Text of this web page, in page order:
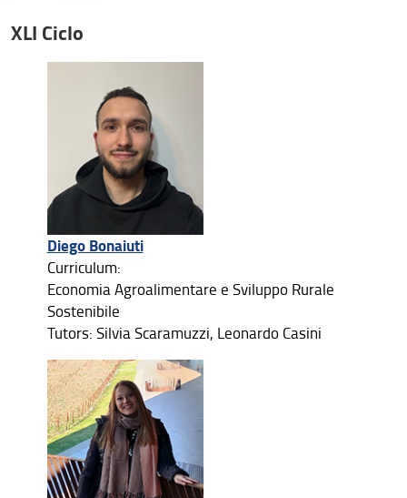
XLI Ciclo
Diego Bonaiuti
Curriculum:
Economia Agroalimentare e Sviluppo Rurale
Sostenibile
Tutors: Silvia Scaramuzzi, Leonardo Casini